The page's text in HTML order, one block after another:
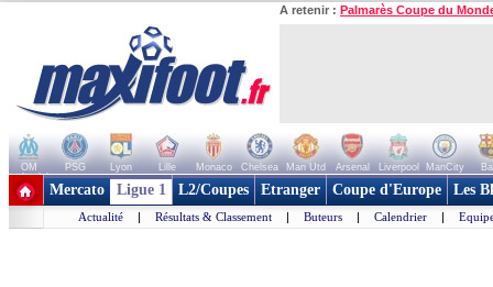
A retenir : Palmarès Coupe du
OM PSG Lyon Lille Monaco Chelsea Man Utd Arsenal Liverpool ManCity
+ de clubs
Mercato Ligue 1 L2/Coupes Etranger Coupe d'Europe Les
Actualité | Résultats & Classement | Buteurs | Calendrier |